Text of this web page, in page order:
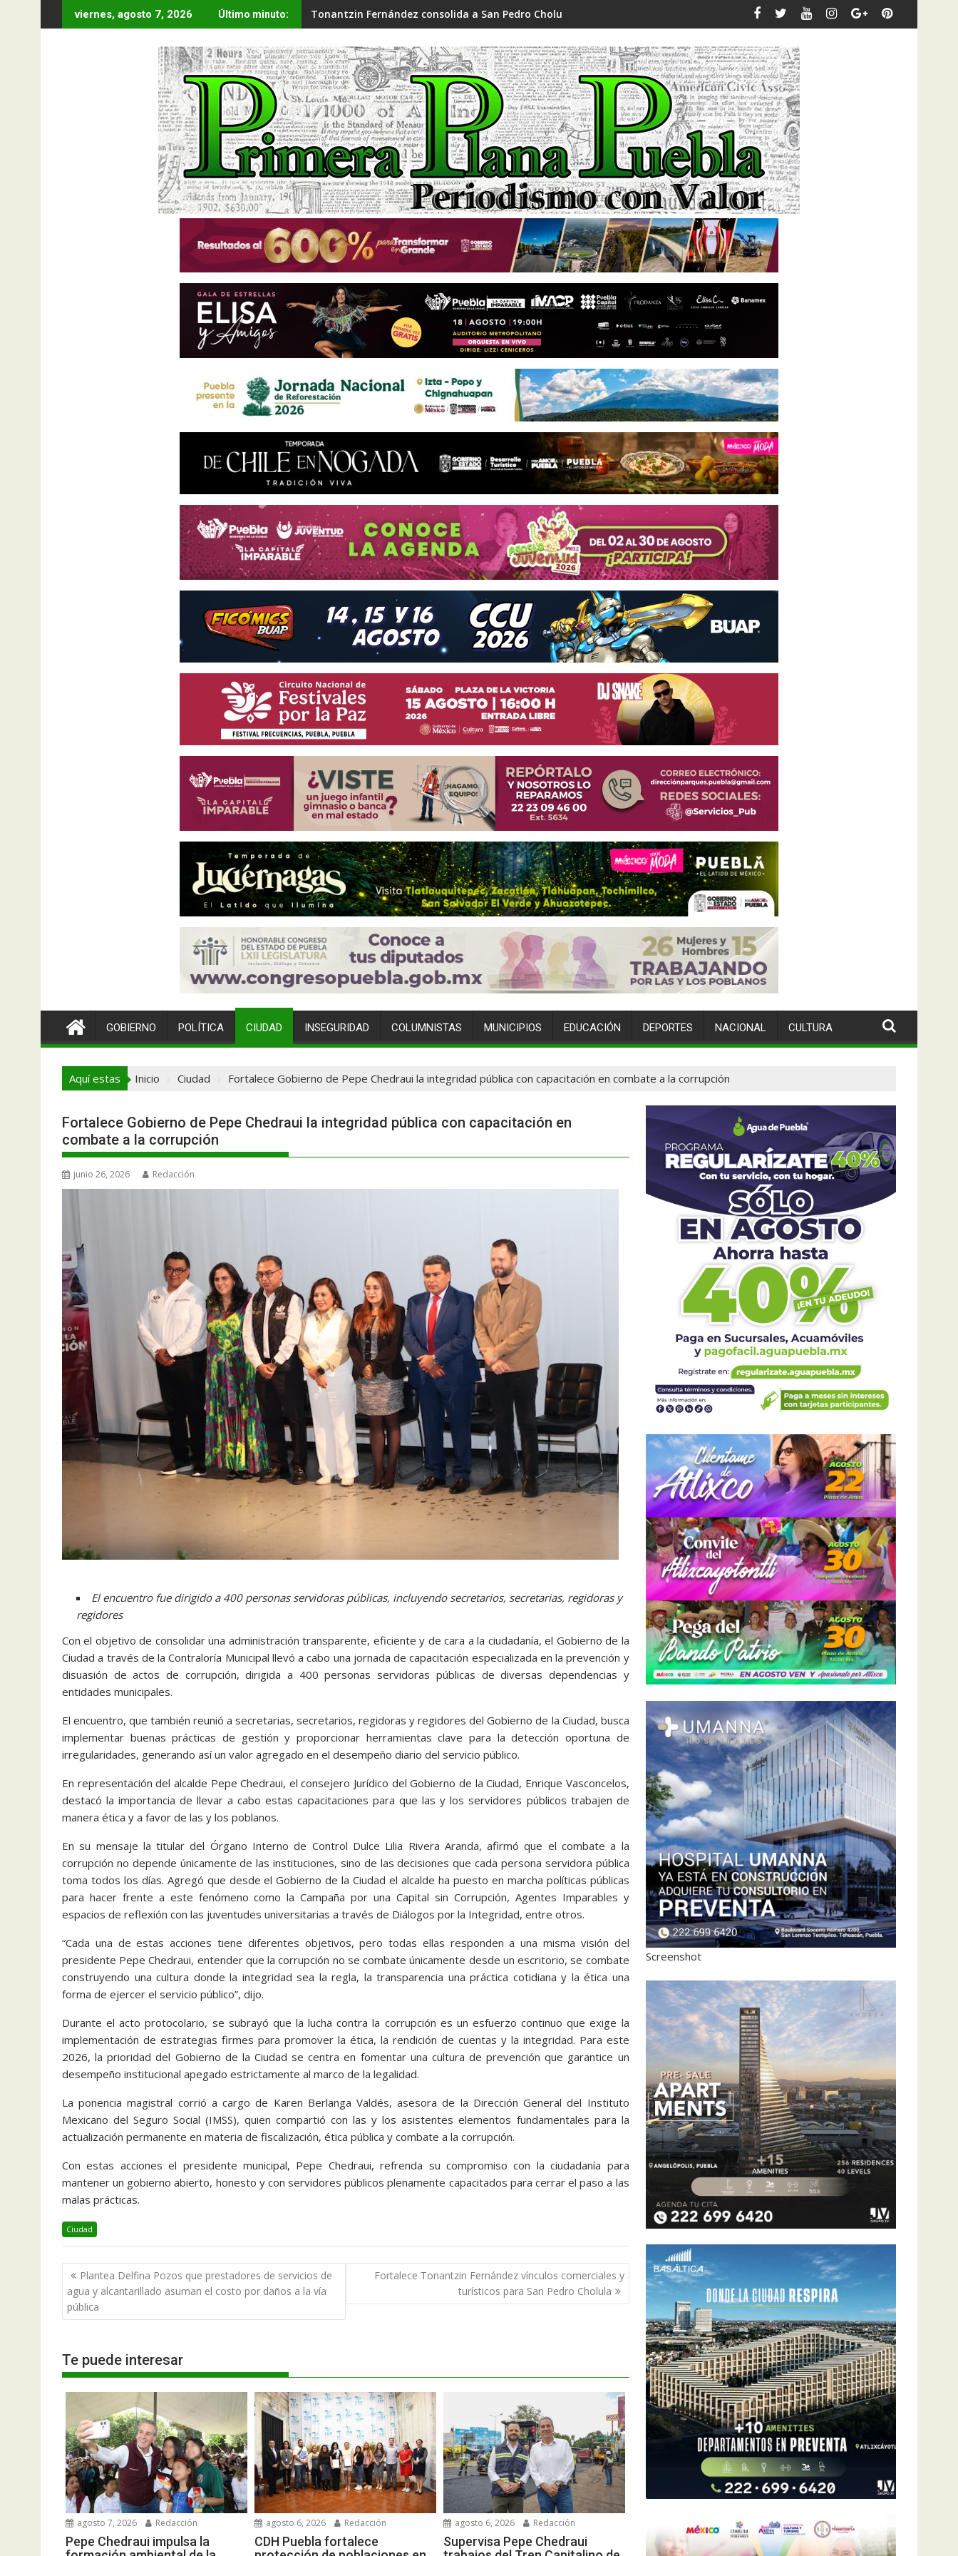
al
viernes, agosto 7, 2026 Último minuto: Tonantzin Fernández consolida a San Pedro Cholula como referente en turismo inteligente
GOBIERNO POLÍTICA CIUDAD INSEGURIDAD COLUMNISTAS MUNICIPIOS EDUCACIÓN DEPORTES NACIONAL CULTURA
Aquí estas Inicio Ciudad Fortalece Gobierno de Pepe Chedraui la integridad pública con capacitación en combate a la corrupción
Fortalece Gobierno de Pepe Chedraui la integridad pública con capacitación en
combate a la corrupción
junio 26, 2026 Redacción
El encuentro fue dirigido a 400 personas servidoras públicas, incluyendo secretarios, secretarias, regidoras y
regidores
Con el objetivo de consolidar una administración transparente, eficiente y de cara a la ciudadanía, el Gobierno de la
Ciudad a través de la Contraloría Municipal llevó a cabo una jornada de capacitación especializada en la prevención y
disuasión de actos de corrupción, dirigida a 400 personas servidoras públicas de diversas dependencias y
entidades municipales.
El encuentro, que también reunió a secretarias, secretarios, regidoras y regidores del Gobierno de la Ciudad, busca
implementar buenas prácticas de gestión y proporcionar herramientas clave para la detección oportuna de
irregularidades, generando así un valor agregado en el desempeño diario del servicio público.
En representación del alcalde Pepe Chedraui, el consejero Jurídico del Gobierno de la Ciudad, Enrique Vasconcelos,
destacó la importancia de llevar a cabo estas capacitaciones para que las y los servidores públicos trabajen de
manera ética y a favor de las y los poblanos.
En su mensaje la titular del Órgano Interno de Control Dulce Lilia Rivera Aranda, afirmó que el combate a la
corrupción no depende únicamente de las instituciones, sino de las decisiones que cada persona servidora pública
toma todos los días. Agregó que desde el Gobierno de la Ciudad el alcalde ha puesto en marcha políticas públicas
para hacer frente a este fenómeno como la Campaña por una Capital sin Corrupción, Agentes Imparables y
espacios de reflexión con las juventudes universitarias a través de Diálogos por la Integridad, entre otros.
“Cada una de estas acciones tiene diferentes objetivos, pero todas ellas responden a una misma visión del
presidente Pepe Chedraui, entender que la corrupción no se combate únicamente desde un escritorio, se combate
construyendo una cultura donde la integridad sea la regla, la transparencia una práctica cotidiana y la ética una
forma de ejercer el servicio público”, dijo.
Durante el acto protocolario, se subrayó que la lucha contra la corrupción es un esfuerzo continuo que exige la
implementación de estrategias firmes para promover la ética, la rendición de cuentas y la integridad. Para este
2026, la prioridad del Gobierno de la Ciudad se centra en fomentar una cultura de prevención que garantice un
desempeño institucional apegado estrictamente al marco de la legalidad.
La ponencia magistral corrió a cargo de Karen Berlanga Valdés, asesora de la Dirección General del Instituto
Mexicano del Seguro Social (IMSS), quien compartió con las y los asistentes elementos fundamentales para la
actualización permanente en materia de fiscalización, ética pública y combate a la corrupción.
Con estas acciones el presidente municipal, Pepe Chedraui, refrenda su compromiso con la ciudadanía para
mantener un gobierno abierto, honesto y con servidores públicos plenamente capacitados para cerrar el paso a las
malas prácticas.
Ciudad
Navegación
de
entradas
Plantea Delfina Pozos que prestadores de servicios de
agua y alcantarillado asuman el costo por daños a la vía
pública
Fortalece Tonantzin Fernández vínculos comerciales y
turísticos para San Pedro Cholula
Te puede interesar
agosto 7, 2026 Redacción
Pepe Chedraui impulsa la
agosto 6, 2026 Redacción
CDH Puebla fortalece
agosto 6, 2026 Redacción
Supervisa Pepe Chedraui
Screenshot